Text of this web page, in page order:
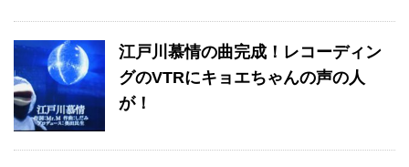
江戸川慕情の曲完成！レコーディン
グのVTRにキョエちゃんの声の人
が！